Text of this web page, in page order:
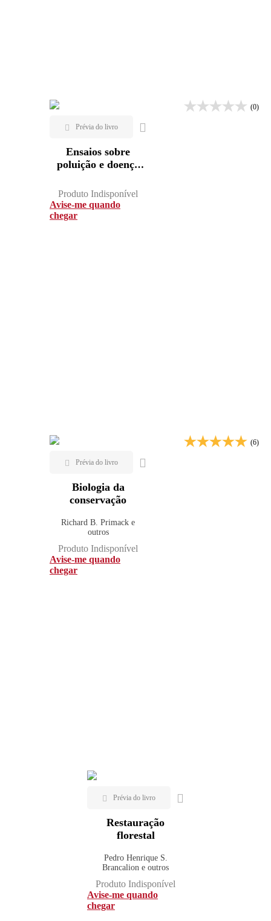
Ensaios sobre
poluição e doença
Produto Indisponível
Avise-me quando
chegar
(0)
Biologia da
conservação
Richard B. Primack e
outros
Produto Indisponível
Avise-me quando
chegar
(6)
Restauração
florestal
Pedro Henrique S.
Brancalion e outros
Produto Indisponível
Avise-me quando
chegar